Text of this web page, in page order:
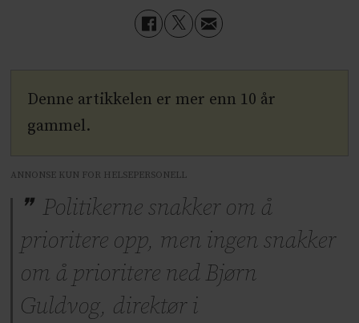
Denne artikkelen er mer enn 10 år
gammel.
ANNONSE KUN FOR HELSEPERSONELL
Politikerne snakker om å
prioritere opp, men ingen snakker
om å prioritere ned Bjørn
Guldvog, direktør i